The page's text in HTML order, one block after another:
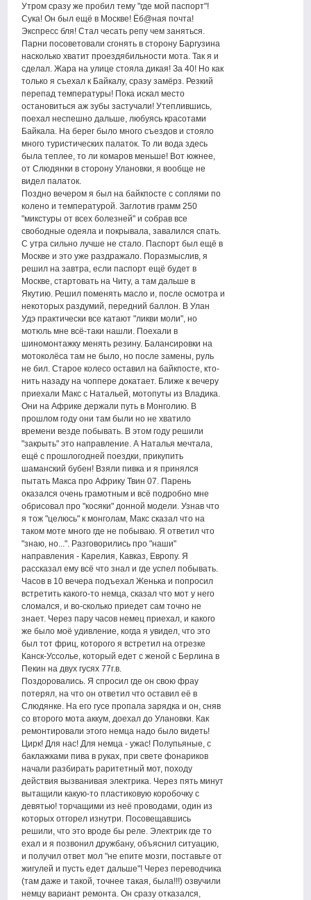
Утром сразу же пробил тему "где мой паспорт"!
Сука! Он был ещё в Москве! Ёб@ная почта!
Экспресс бля! Стал чесать репу чем заняться.
Парни посоветовали сгонять в сторону Баргузина
насколько хватит проездябильности мота. Так я и
сделал. Жара на улице стояла дикая! За 40! Но как
только я съехал к Байкалу, сразу замёрз. Резкий
перепад температуры! Пока искал место
остановиться аж зубы застучали! Утеплившись,
поехал неспешно дальше, любуясь красотами
Байкала. На берег было много съездов и стояло
много туристических палаток. То ли вода здесь
была теплее, то ли комаров меньше! Вот южнее,
от Слюдянки в сторону Улановки, я вообще не
видел палаток.
Поздно вечером я был на байкпосте с соплями по
колено и температурой. Заглотив грамм 250
"микстуры от всех болезней" и собрав все
свободные одеяла и покрывала, завалился спать.
С утра сильно лучше не стало. Паспорт был ещё в
Москве и это уже раздражало. Поразмыслив, я
решил на завтра, если паспорт ещё будет в
Москве, стартовать на Читу, а там дальше в
Якутию. Решил поменять масло и, после осмотра и
некоторых раздумий, передний баллон. В Улан
Удэ практически все катают "ликви моли", но
мотюль мне всё-таки нашли. Поехали в
шиномонтажку менять резину. Балансировки на
мотоколёса там не было, но после замены, руль
не бил. Старое колесо оставил на байкпосте, кто-
нить назаду на чоппере докатает. Ближе к вечеру
приехали Макс с Натальей, мотопуты из Владика.
Они на Африке держали путь в Монголию. В
прошлом году они там были но не хватило
времени везде побывать. В этом году решили
"закрыть" это направление. А Наталья мечтала,
ещё с прошлогодней поездки, прикупить
шаманский бубен! Взяли пивка и я принялся
пытать Макса про Африку Твин 07. Парень
оказался очень грамотным и всё подробно мне
обрисовал про "косяки" донной модели. Узнав что
я тож "целюсь" к монголам, Макс сказал что на
таком моте много где не побываю. Я ответил что
"знаю, но...". Разговорились про "наши"
направления - Карелия, Кавказ, Европу. Я
рассказал ему всё что знал и где успел побывать.
Часов в 10 вечера подъехал Женька и попросил
встретить какого-то немца, сказал что мот у него
сломался, и во-сколько приедет сам точно не
знает. Через пару часов немец приехал, и какого
же было моё удивление, когда я увидел, что это
был тот фриц, которого я встретил на отрезке
Канск-Уссолье, который едет с женой с Берлина в
Пекин на двух гусях 77г.в.
Поздоровались. Я спросил где он свою фрау
потерял, на что он ответил что оставил её в
Слюдянке. На его гусе пропала зарядка и он, сняв
со второго мота аккум, доехал до Улановки. Как
ремонтировали этого немца надо было видеть!
Цирк! Для нас! Для немца - ужас! Полупьяные, с
баклажками пива в руках, при свете фонариков
начали разбирать раритетный мот, походу
действия вызванивая электрика. Через пять минут
вытащили какую-то пластиковую коробочку с
девятью! торчащими из неё проводами, один из
которых отгорел изнутри. Посовещавшись
решили, что это вроде бы реле. Электрик где то
ехал и я позвонил дружбану, объяснил ситуацию,
и получил ответ мол "не епите мозги, поставьте от
жигулей и пусть едет дальше"! Через переводчика
(там даже и такой, точнее такая, была!!!) озвучили
немцу вариант ремонта. Он сразу отказался,